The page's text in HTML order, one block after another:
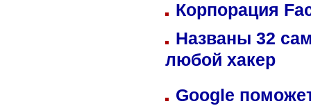
Корпорация
Названы 32
любой хакер
Google